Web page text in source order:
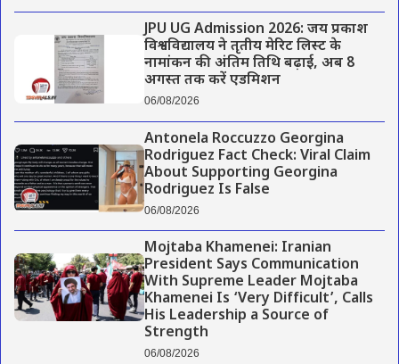
JPU UG Admission 2026: जय प्रकाश
विश्वविद्यालय ने तृतीय मेरिट लिस्ट के
नामांकन की अंतिम तिथि बढ़ाई, अब 8
अगस्त तक करें एडमिशन
06/08/2026
Antonela Roccuzzo Georgina
Rodriguez Fact Check: Viral Claim
About Supporting Georgina
Rodriguez Is False
06/08/2026
Mojtaba Khamenei: Iranian
President Says Communication
With Supreme Leader Mojtaba
Khamenei Is ‘Very Difficult’, Calls
His Leadership a Source of
Strength
06/08/2026